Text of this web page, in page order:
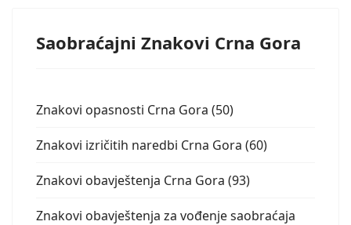
Saobraćajni Znakovi Crna Gora
Znakovi opasnosti Crna Gora (50)
Znakovi izričitih naredbi Crna Gora (60)
Znakovi obavještenja Crna Gora (93)
Znakovi obavještenja za vođenje saobraćaja